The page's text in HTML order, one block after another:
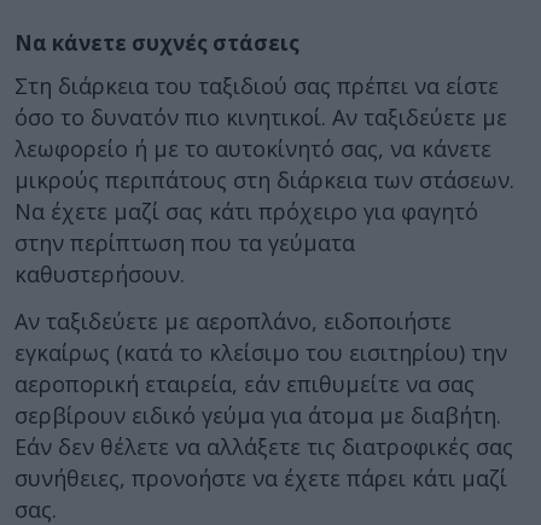
Να κάνετε συχνές στάσεις
Στη διάρκεια του ταξιδιού σας πρέπει να είστε
όσο το δυνατόν πιο κινητικοί. Αν ταξιδεύετε με
λεωφορείο ή με το αυτοκίνητό σας, να κάνετε
μικρούς περιπάτους στη διάρκεια των στάσεων.
Να έχετε μαζί σας κάτι πρόχειρο για φαγητό
στην περίπτωση που τα γεύματα
καθυστερήσουν.
Αν ταξιδεύετε με αεροπλάνο, ειδοποιήστε
εγκαίρως (κατά το κλείσιμο του εισιτηρίου) την
αεροπορική εταιρεία, εάν επιθυμείτε να σας
σερβίρουν ειδικό γεύμα για άτομα με διαβήτη.
Εάν δεν θέλετε να αλλάξετε τις διατροφικές σας
συνήθειες, προνοήστε να έχετε πάρει κάτι μαζί
σας.